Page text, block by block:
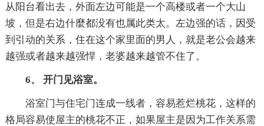
从阳台看出去，外面左边可能是一个高楼或者一个大山
坡，但是右边什麼都没有也属此类太。左边强的话，因受
到引动的关系，住在这个家里面的男人，就是老公会越来
越强或者越来越强悍，老婆越来越管不住了。
6、 开门见浴室。
浴室门与住宅门连成一线者，容易惹烂桃花，这样的
格局容易使屋主的桃花不正，如果屋主是因为工作关系需